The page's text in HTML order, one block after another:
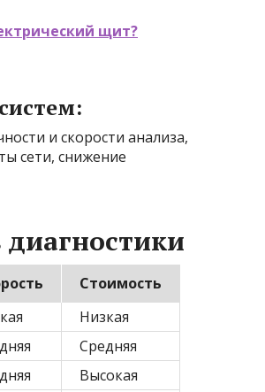
щит?
и скорости анализа,
сети, снижение
Стоимость
Низкая
Средняя
Высокая